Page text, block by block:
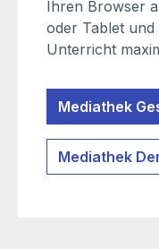
Ihren Browser
oder Tablet und
Unterricht
Mediathek
Mediathek